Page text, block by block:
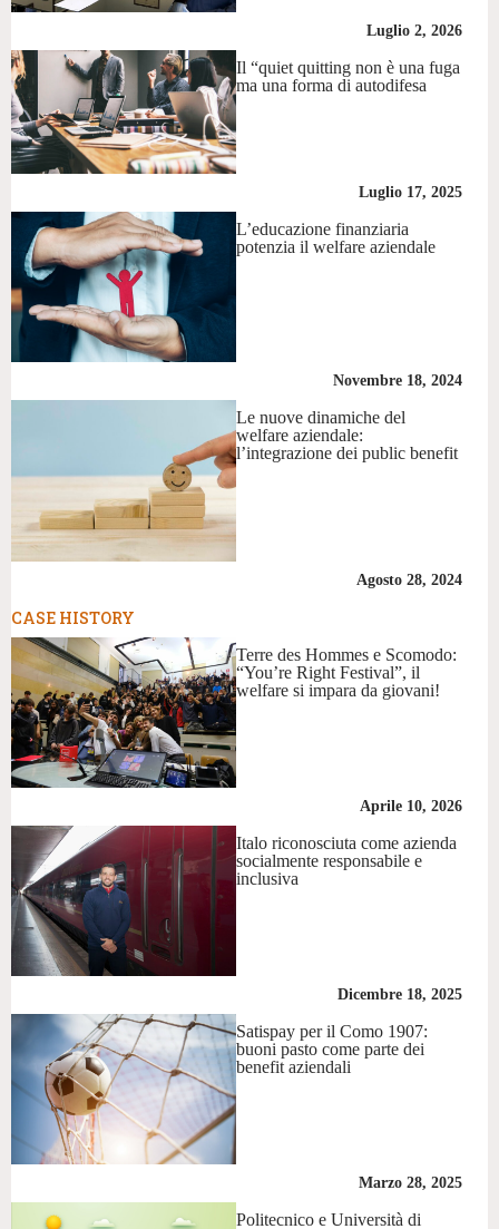
Luglio 2, 2026
Il “quiet quitting non è una fuga
ma una forma di autodifesa
Luglio 17, 2025
L’educazione finanziaria
potenzia il welfare aziendale
Novembre 18, 2024
Le nuove dinamiche del
welfare aziendale:
l’integrazione dei public benefit
Agosto 28, 2024
CASE HISTORY
Terre des Hommes e Scomodo:
“You’re Right Festival”, il
welfare si impara da giovani!
Aprile 10, 2026
Italo riconosciuta come azienda
socialmente responsabile e
inclusiva
Dicembre 18, 2025
Satispay per il Como 1907:
buoni pasto come parte dei
benefit aziendali
Marzo 28, 2025
Politecnico e Università di